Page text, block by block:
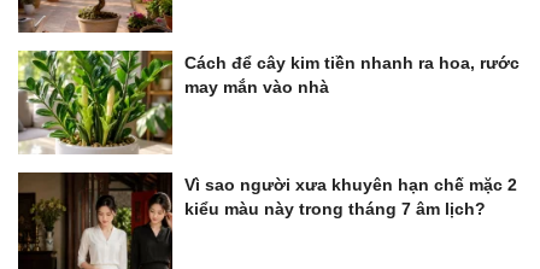
Cách để cây kim tiền nhanh ra hoa, rước
may mắn vào nhà
Vì sao người xưa khuyên hạn chế mặc 2
kiểu màu này trong tháng 7 âm lịch?